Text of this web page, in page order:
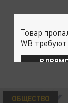
ОБЩЕСТВО
Товар
WB
В